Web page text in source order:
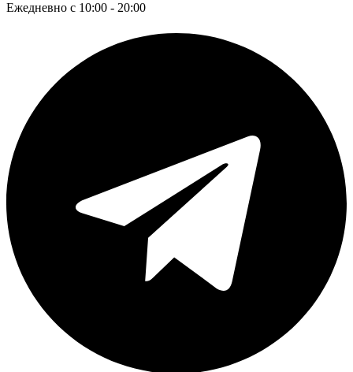
Ежедневно с 10:00 - 20:00